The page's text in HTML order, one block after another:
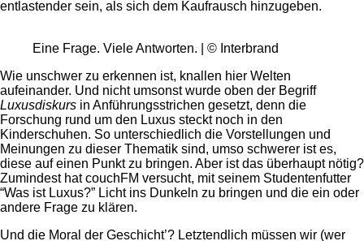
entlastender sein, als sich dem Kaufrausch hinzugeben.
Eine Frage. Viele Antworten. | © Interbrand
Wie unschwer zu erkennen ist, knallen hier Welten
aufeinander. Und nicht umsonst wurde oben der Begriff
Luxusdiskurs in Anführungsstrichen gesetzt, denn die
Forschung rund um den Luxus steckt noch in den
Kinderschuhen. So unterschiedlich die Vorstellungen und
Meinungen zu dieser Thematik sind, umso schwerer ist es,
diese auf einen Punkt zu bringen. Aber ist das überhaupt nötig?
Zumindest hat couchFM versucht, mit seinem Studentenfutter
“Was ist Luxus?” Licht ins Dunkeln zu bringen und die ein oder
andere Frage zu klären.
Und die Moral der Geschicht’? Letztendlich müssen wir (wer